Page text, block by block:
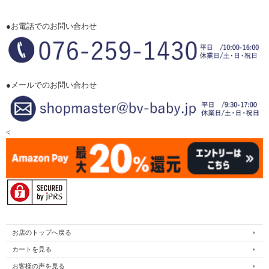
●お電話でのお問い合わせ
●メールでのお問い合わせ
<
お店のトップへ戻る
カートを見る
お客様の声を見る